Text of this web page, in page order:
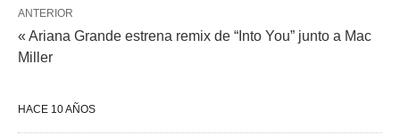
ANTERIOR
« Ariana Grande estrena remix de “Into You” junto a Mac
Miller
HACE 10 AÑOS